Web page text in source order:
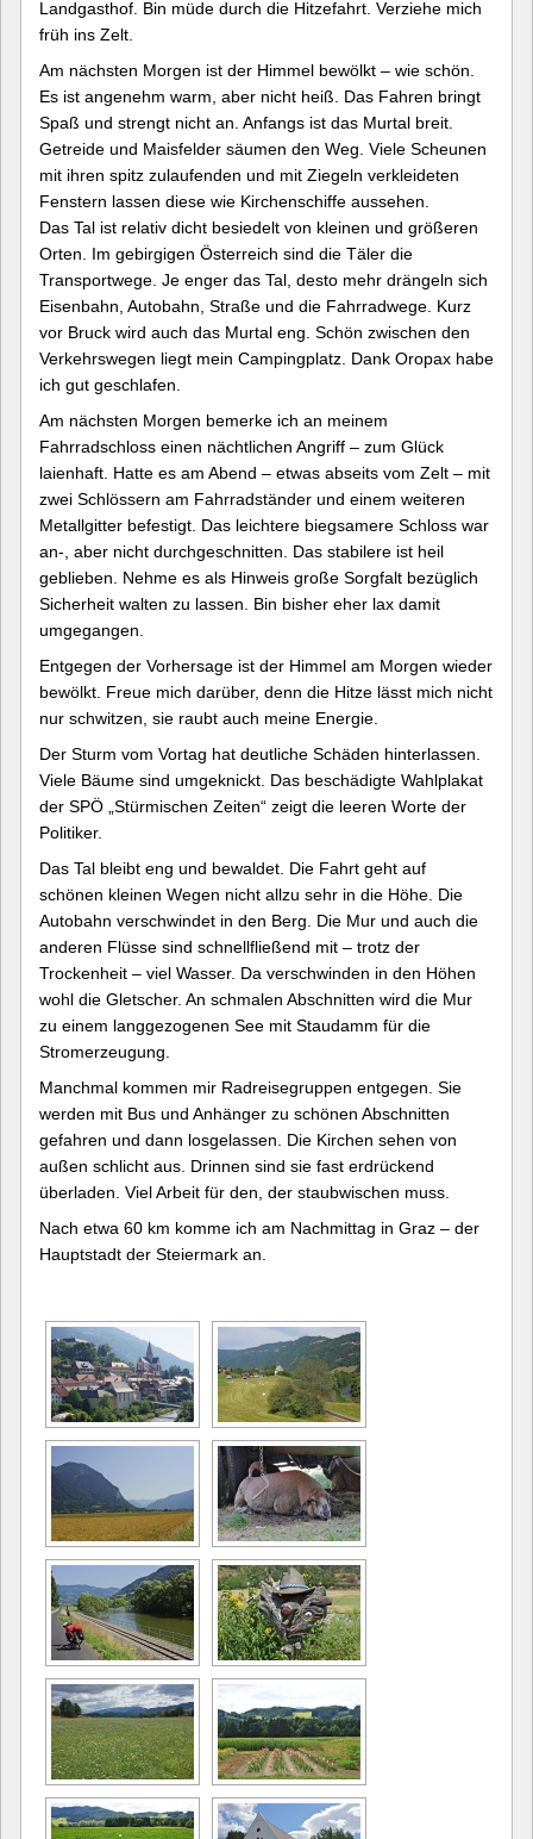
Landgasthof. Bin müde durch die Hitzefahrt. Verziehe mich
früh ins Zelt.
Am nächsten Morgen ist der Himmel bewölkt – wie schön.
Es ist angenehm warm, aber nicht heiß. Das Fahren bringt
Spaß und strengt nicht an. Anfangs ist das Murtal breit.
Getreide und Maisfelder säumen den Weg. Viele Scheunen
mit ihren spitz zulaufenden und mit Ziegeln verkleideten
Fenstern lassen diese wie Kirchenschiffe aussehen.
Das Tal ist relativ dicht besiedelt von kleinen und größeren
Orten. Im gebirgigen Österreich sind die Täler die
Transportwege. Je enger das Tal, desto mehr drängeln sich
Eisenbahn, Autobahn, Straße und die Fahrradwege. Kurz
vor Bruck wird auch das Murtal eng. Schön zwischen den
Verkehrswegen liegt mein Campingplatz. Dank Oropax habe
ich gut geschlafen.
Am nächsten Morgen bemerke ich an meinem
Fahrradschloss einen nächtlichen Angriff – zum Glück
laienhaft. Hatte es am Abend – etwas abseits vom Zelt – mit
zwei Schlössern am Fahrradständer und einem weiteren
Metallgitter befestigt. Das leichtere biegsamere Schloss war
an-, aber nicht durchgeschnitten. Das stabilere ist heil
geblieben. Nehme es als Hinweis große Sorgfalt bezüglich
Sicherheit walten zu lassen. Bin bisher eher lax damit
umgegangen.
Entgegen der Vorhersage ist der Himmel am Morgen wieder
bewölkt. Freue mich darüber, denn die Hitze lässt mich nicht
nur schwitzen, sie raubt auch meine Energie.
Der Sturm vom Vortag hat deutliche Schäden hinterlassen.
Viele Bäume sind umgeknickt. Das beschädigte Wahlplakat
der SPÖ „Stürmischen Zeiten“ zeigt die leeren Worte der
Politiker.
Das Tal bleibt eng und bewaldet. Die Fahrt geht auf
schönen kleinen Wegen nicht allzu sehr in die Höhe. Die
Autobahn verschwindet in den Berg. Die Mur und auch die
anderen Flüsse sind schnellfließend mit – trotz der
Trockenheit – viel Wasser. Da verschwinden in den Höhen
wohl die Gletscher. An schmalen Abschnitten wird die Mur
zu einem langgezogenen See mit Staudamm für die
Stromerzeugung.
Manchmal kommen mir Radreisegruppen entgegen. Sie
werden mit Bus und Anhänger zu schönen Abschnitten
gefahren und dann losgelassen. Die Kirchen sehen von
außen schlicht aus. Drinnen sind sie fast erdrückend
überladen. Viel Arbeit für den, der staubwischen muss.
Nach etwa 60 km komme ich am Nachmittag in Graz – der
Hauptstadt der Steiermark an.